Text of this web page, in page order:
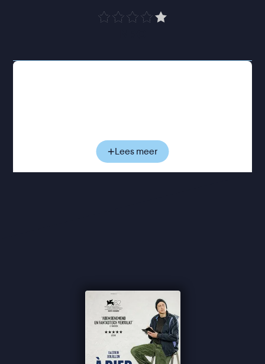
Voor Paul is het duidelijk: er is maar één manier om
die keuze. De verkoop van zijn boeken valt tegen,
zijn financiële situatie wordt steeds nijpender en
de twijfel slaat toe. Om rond te komen neemt hij
met acteur Bastien Bouillon, die Paul met een stille
vastberadenheid vertolkt, schetst ze een
kwetsbaar portret van een man die koste wat kost
trouw blijft aan zijn kunstenaarschap.
Een bescheiden, zachtmoedig en al te menselijk
Lees meer